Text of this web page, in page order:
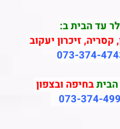
עד הבית ב:
קסריה, זיכרון יעקוב
073-374-
הביתבחיפה ובצפון
073-374-